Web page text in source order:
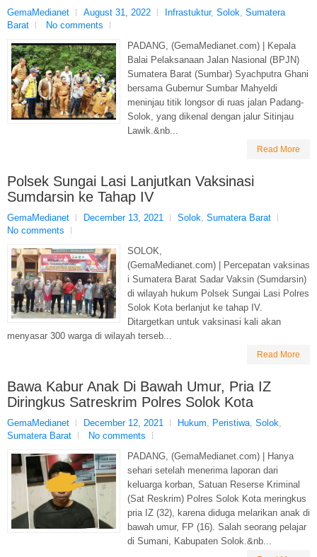
GemaMedianet August 31, 2022 Infrastuktur, Solok Sumatera
Barat
No comments
PADANG, (GemaMedianet.com) | Kepala
Balai Pelaksanaan Jalan Nasional (BPJN)
Sumatera Barat (Sumbar) Syachputra Ghani
bersama Gubernur Sumbar Mahyeldi
meninjau titik longsor di ruas jalan Padang-
Solok, yang dikenal dengan jalur Sitinjau
Lawik.&nb...
Read More
Polsek Sungai Lasi Lanjutkan Vaksinasi
Sumdarsin ke Tahap IV
GemaMedianet December 13, 2021 Solok Sumatera Barat
No comments
SOLOK,
(GemaMedianet.com) | Percepatan vaksinas
i Sumatera Barat Sadar Vaksin (Sumdarsin)
di wilayah hukum Polsek Sungai Lasi Polres
Solok Kota berlanjut ke tahap IV.
Ditargetkan untuk vaksinasi kali akan
menyasar 300 warga di wilayah terseb...
Read More
Bawa Kabur Anak Di Bawah Umur, Pria IZ
Diringkus Satreskrim Polres Solok Kota
GemaMedianet December 12, 2021 Hukum Peristiwa Solok
Sumatera Barat
No comments
PADANG, (GemaMedianet.com) | Hanya
sehari setelah menerima laporan dari
keluarga korban, Satuan Reserse Kriminal
(Sat Reskrim) Polres Solok Kota meringkus
pria IZ (32), karena diduga melarikan anak di
bawah umur, FP (16). Salah seorang pelajar
di Sumani, Kabupaten Solok.&nb...